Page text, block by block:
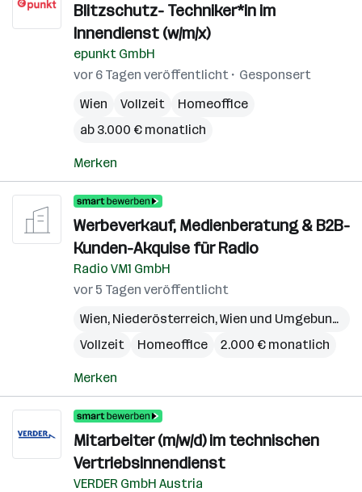
Blitzschutz- Techniker*in im
Innendienst (w/m/x)
epunkt GmbH
vor 6 Tagen veröffentlicht
Gesponsert
Wien
Vollzeit
Homeoffice
ab 3.000 € monatlich
Merken
Werbeverkauf, Medienberatung & B2B-
Kunden-Akquise für Radio
Radio VM1 GmbH
vor 5 Tagen veröffentlicht
Wien, Niederösterreich,Wien und Umgebung
Vollzeit
Homeoffice 2.000 € monatlich
Merken
Mitarbeiter (m/w/d) im technischen
Vertriebsinnendienst
VERDER GmbH Austria